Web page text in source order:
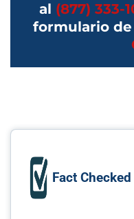
al (877) 333-
formulario de
Fact Checked